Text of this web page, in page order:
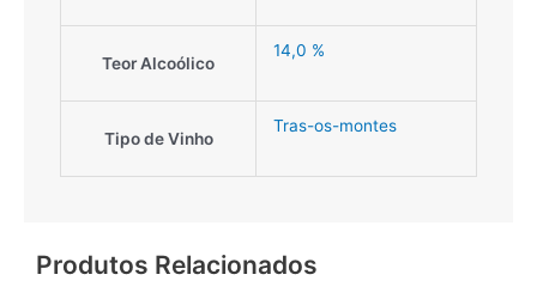
Teor Alcoólico
14,0 %
Tipo de Vinho
Tras-os-montes
Produtos Relacionados